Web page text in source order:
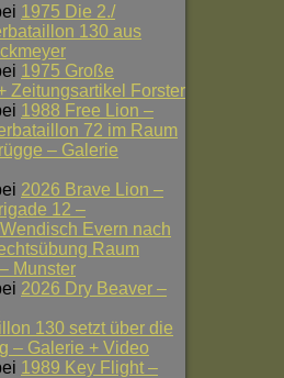
1975 Die 2./
130 aus
1975 Große
Zeitungsartikel Forster
1988 Free Lion –
72 im Raum
– Galerie
2026 Brave Lion –
12 –
Evern nach
Raum
Munster
2026 Dry Beaver –
130 setzt über die
– Galerie + Video
1989 Key Flight –